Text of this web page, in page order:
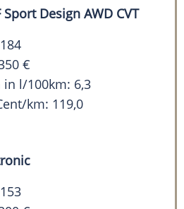
Sport Design AWD CVT
€
l/100km: 6,3
km: 119,0